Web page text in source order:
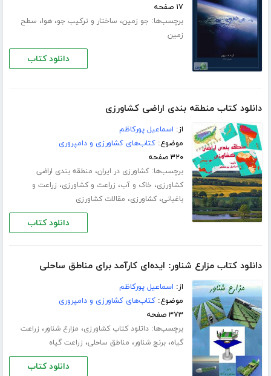
۱۷ صفحه
برچسب‌ها: جو زمین، ساختار و ترکیب جو،هوا، سطح
زمین
دانلود کتاب
دانلود کتاب منطقه بندی اراضی کشاورزی
از: اسماعیل پورکاظم
موضوع:کتاب‌های کشاورزی و دامپروری
۳۲۰ صفحه
برچسب‌ها:کشاورزی در ایران، منطقه بندی اراضی
کشاورزی، خاک و آب، زراعت و کشاورزی، زراعت و
باغبانی،کشاورزی، مقالات کشاورزی
دانلود کتاب
دانلود کتاب مزارع شناور: ایده‌ای کارآمد برای مناطق ساحلی
از: اسماعیل پورکاظم
موضوع:کتاب‌های کشاورزی و دامپروری
۳۷۳ صفحه
برچسب‌ها:داتلود کتاب کشاورزی، مزارع شناور، زراعت
گیاه،برنج شناور، مناطق ساحلی، زراعت گیاه
دانلود کتاب